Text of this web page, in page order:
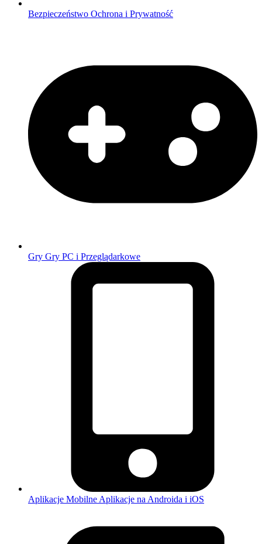
Bezpieczeństwo Ochrona i Prywatność
Gry Gry PC i Przeglądarkowe
Aplikacje Mobilne Aplikacje na Androida i iOS